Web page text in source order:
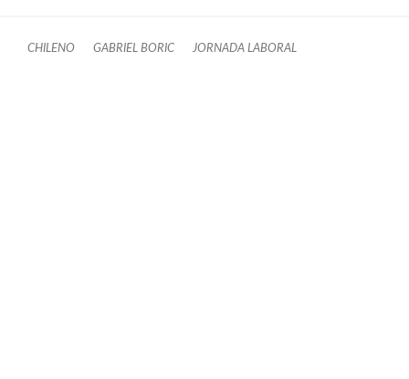
CHILENO GABRIEL BORIC JORNADA LABORAL